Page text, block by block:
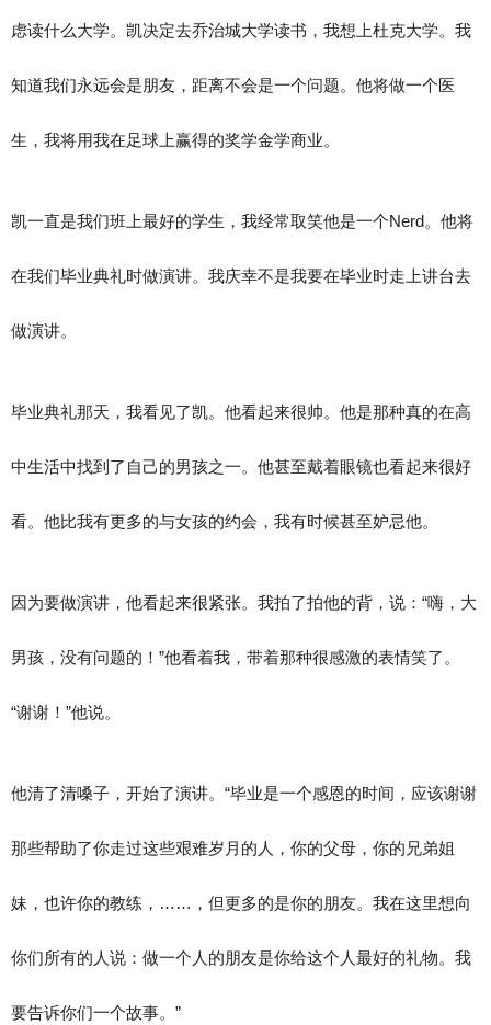
虑读什么大学。凯决定去乔治城大学读书，我想上杜克大学。我
知道我们永远会是朋友，距离不会是一个问题。他将做一个医
生，我将用我在足球上赢得的奖学金学商业。
凯一直是我们班上最好的学生，我经常取笑他是一个Nerd。他将
在我们毕业典礼时做演讲。我庆幸不是我要在毕业时走上讲台去
做演讲。
毕业典礼那天，我看见了凯。他看起来很帅。他是那种真的在高
中生活中找到了自己的男孩之一。他甚至戴着眼镜也看起来很好
看。他比我有更多的与女孩的约会，我有时候甚至妒忌他。
因为要做演讲，他看起来很紧张。我拍了拍他的背，说：“嗨，大
男孩，没有问题的！”他看着我，带着那种很感激的表情笑了。
“谢谢！”他说。
他清了清嗓子，开始了演讲。“毕业是一个感恩的时间，应该谢谢
那些帮助了你走过这些艰难岁月的人，你的父母，你的兄弟姐
妹，也许你的教练，……，但更多的是你的朋友。我在这里想向
你们所有的人说：做一个人的朋友是你给这个人最好的礼物。我
要告诉你们一个故事。”